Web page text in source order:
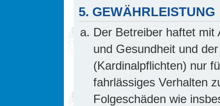
5. GEWÄHRLEISTUNG
Der Betreiber haftet mit
und Gesundheit und
(Kardinalpflichten) nur
fahrlässiges Verhalten
Folgeschäden wie